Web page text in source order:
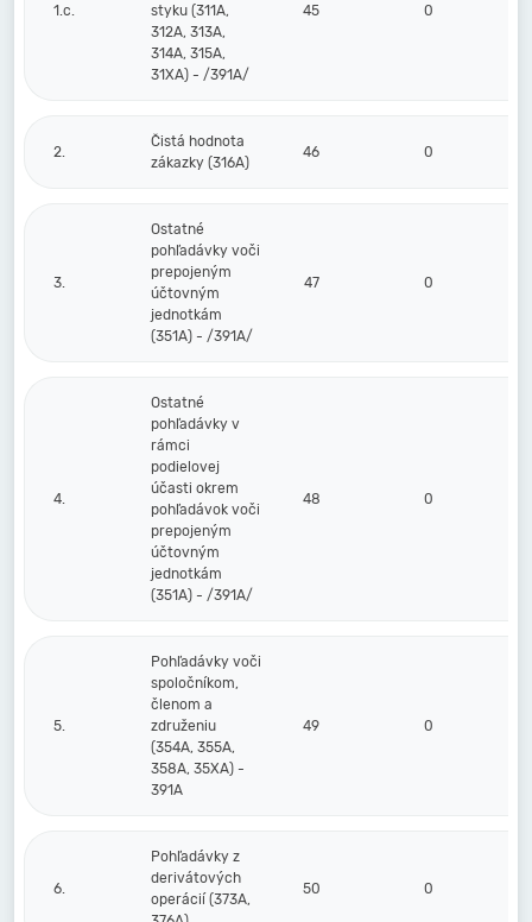
1.c.
styku (311A,
312A, 313A,
314A, 315A,
31XA) - /391A/
45 0
2.
Čistá hodnota
zákazky (316A)
46 0
3.
Ostatné
pohľadávky voči
prepojeným
účtovným
jednotkám
(351A) - /391A/
47 0
4.
Ostatné
pohľadávky v
rámci
podielovej
účasti okrem
pohľadávok voči
prepojeným
účtovným
jednotkám
(351A) - /391A/
48 0
5.
Pohľadávky voči
spoločníkom,
členom a
združeniu
(354A, 355A,
358A, 35XA) -
391A
49 0
6.
Pohľadávky z
derivátových
operácií (373A,
50 0